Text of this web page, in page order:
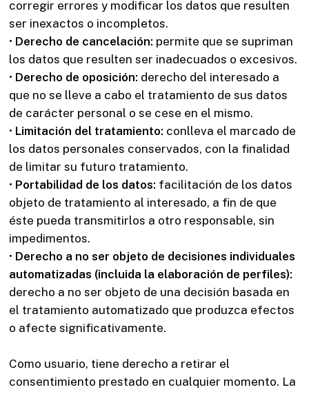
corregir errores y modificar los datos que resulten
ser inexactos o incompletos.
• Derecho de cancelación: permite que se supriman
los datos que resulten ser inadecuados o excesivos.
• Derecho de oposición: derecho del interesado a
que no se lleve a cabo el tratamiento de sus datos
de carácter personal o se cese en el mismo.
• Limitación del tratamiento: conlleva el marcado de
los datos personales conservados, con la finalidad
de limitar su futuro tratamiento.
• Portabilidad de los datos: facilitación de los datos
objeto de tratamiento al interesado, a fin de que
éste pueda transmitirlos a otro responsable, sin
impedimentos.
• Derecho a no ser objeto de decisiones individuales
automatizadas (incluida la elaboración de perfiles):
derecho a no ser objeto de una decisión basada en
el tratamiento automatizado que produzca efectos
o afecte significativamente.
Como usuario, tiene derecho a retirar el
consentimiento prestado en cualquier momento. La